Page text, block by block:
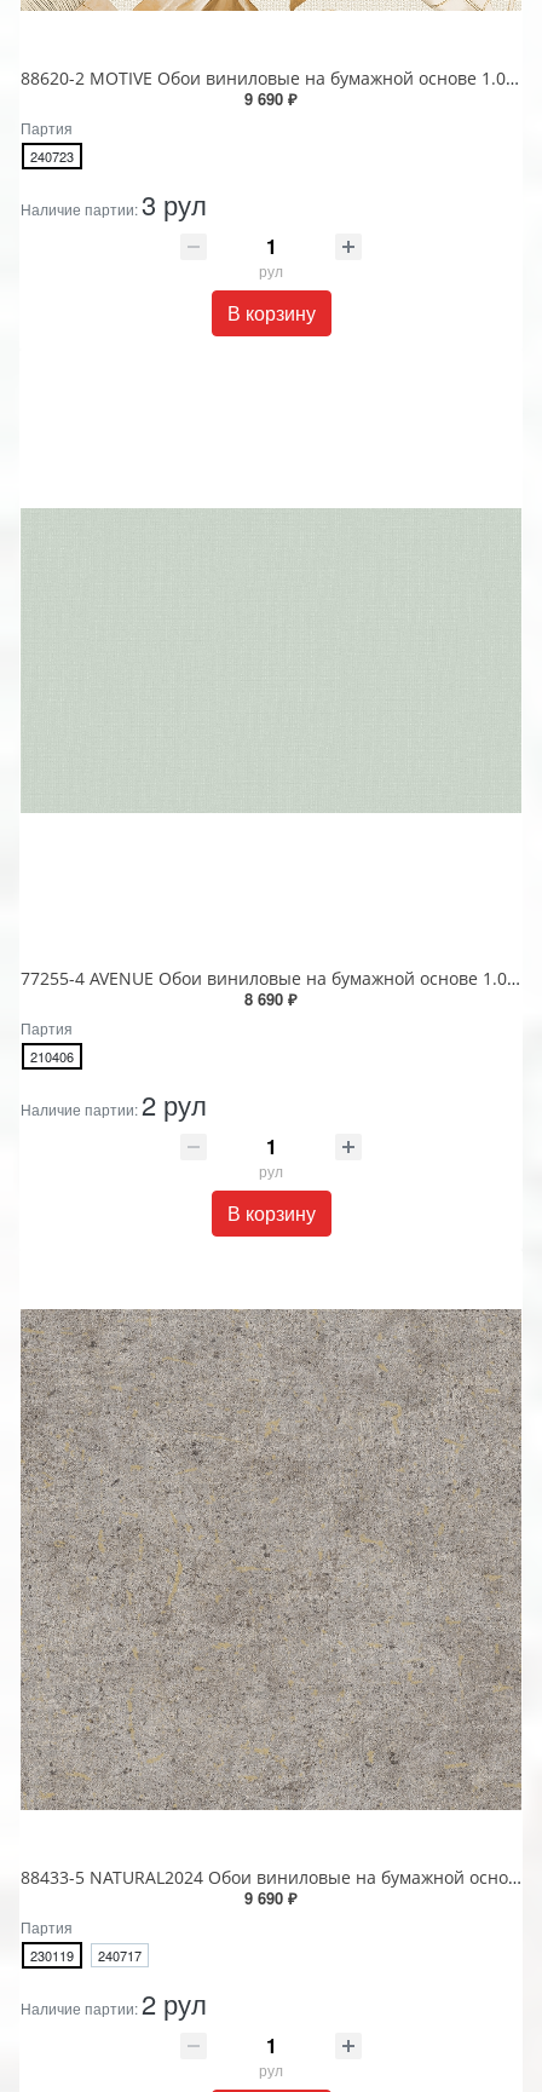
88620-2 MOTIVE Обои виниловые на бумажной основе 1.06*15.6
9 690 ₽
Партия
240723
Наличие партии:3 рул
рул
В корзину
77255-4 AVENUE Обои виниловые на бумажной основе 1.06*15.5
8 690 ₽
Партия
210406
Наличие партии: 2 рул
рул
В корзину
88433-5 NATURAL2024 Обои виниловые на бумажной основе 1.06*15.6
9 690 ₽
Партия
230119 240717
Наличие партии: 2 рул
рул